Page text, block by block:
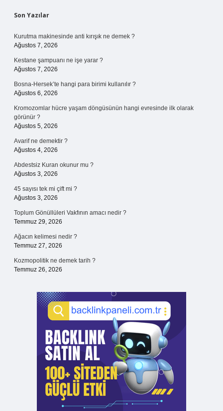
Sidebar
Son Yazılar
Kurutma makinesinde anti kırışık ne demek ?
Ağustos 7, 2026
Kestane şampuanı ne işe yarar ?
Ağustos 7, 2026
Bosna-Hersek’te hangi para birimi kullanılır ?
Ağustos 6, 2026
Kromozomlar hücre yaşam döngüsünün hangi evresinde ilk olarak
görünür ?
Ağustos 5, 2026
Avarif ne demektir ?
Ağustos 4, 2026
Abdestsiz Kuran okunur mu ?
Ağustos 3, 2026
45 sayısı tek mi çift mi ?
Ağustos 3, 2026
Toplum Gönüllüleri Vakfının amacı nedir ?
Temmuz 29, 2026
Ağacın kelimesi nedir ?
Temmuz 27, 2026
Kozmopolitik ne demek tarih ?
Temmuz 26, 2026